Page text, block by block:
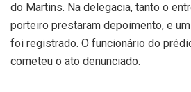
do Martins. Na delegacia, tanto o
porteiro prestaram depoimento, e
foi registrado. O funcionário do
cometeu o ato denunciado.